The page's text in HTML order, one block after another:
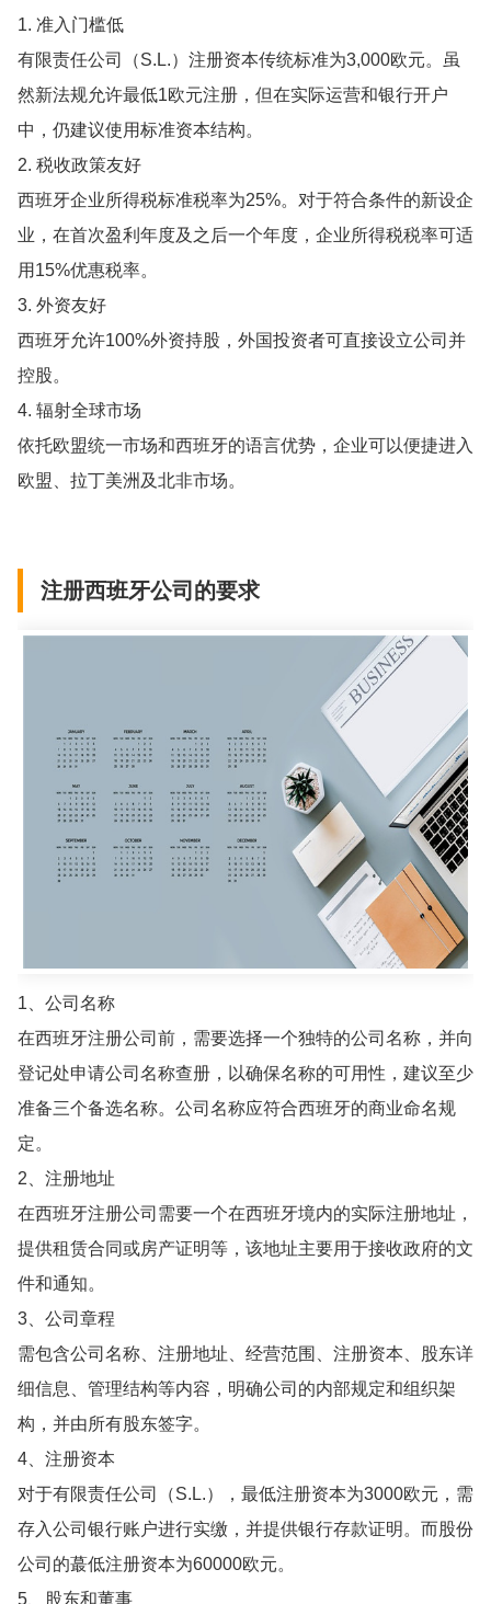
1. 准入门槛低
有限责任公司（S.L.）注册资本传统标准为3,000欧元。虽
然新法规允许最低1欧元注册，但在实际运营和银行开户
中，仍建议使用标准资本结构。
2. 税收政策友好
西班牙企业所得税标准税率为25%。对于符合条件的新设企
业，在首次盈利年度及之后一个年度，企业所得税税率可适
用15%优惠税率。
3. 外资友好
西班牙允许100%外资持股，外国投资者可直接设立公司并
控股。
4. 辐射全球市场
依托欧盟统一市场和西班牙的语言优势，企业可以便捷进入
欧盟、拉丁美洲及北非市场。
注册西班牙公司的要求
1、公司名称
在西班牙注册公司前，需要选择一个独特的公司名称，并向
登记处申请公司名称查册，以确保名称的可用性，建议至少
准备三个备选名称。公司名称应符合西班牙的商业命名规
定。
2、注册地址
在西班牙注册公司需要一个在西班牙境内的实际注册地址，
提供租赁合同或房产证明等，该地址主要用于接收政府的文
件和通知。
3、公司章程
需包含公司名称、注册地址、经营范围、注册资本、股东详
细信息、管理结构等内容，明确公司的内部规定和组织架
构，并由所有股东签字。
4、注册资本
对于有限责任公司（S.L.），最低注册资本为3000欧元，需
存入公司银行账户进行实缴，并提供银行存款证明。而股份
公司的蕞低注册资本为60000欧元。
5、股东和董事